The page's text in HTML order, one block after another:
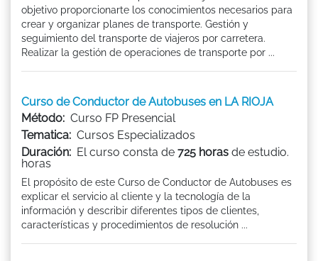
objetivo proporcionarte los conocimientos necesarios para
crear y organizar planes de transporte. Gestión y
seguimiento del transporte de viajeros por carretera.
Realizar la gestión de operaciones de transporte por ...
Curso de Conductor de Autobuses en LA RIOJA
Método: Curso FP Presencial
Tematica: Cursos Especializados
Duración: El curso consta de 725 horas de estudio.
horas
El propósito de este Curso de Conductor de Autobuses es
explicar el servicio al cliente y la tecnología de la
información y describir diferentes tipos de clientes,
características y procedimientos de resolución ...